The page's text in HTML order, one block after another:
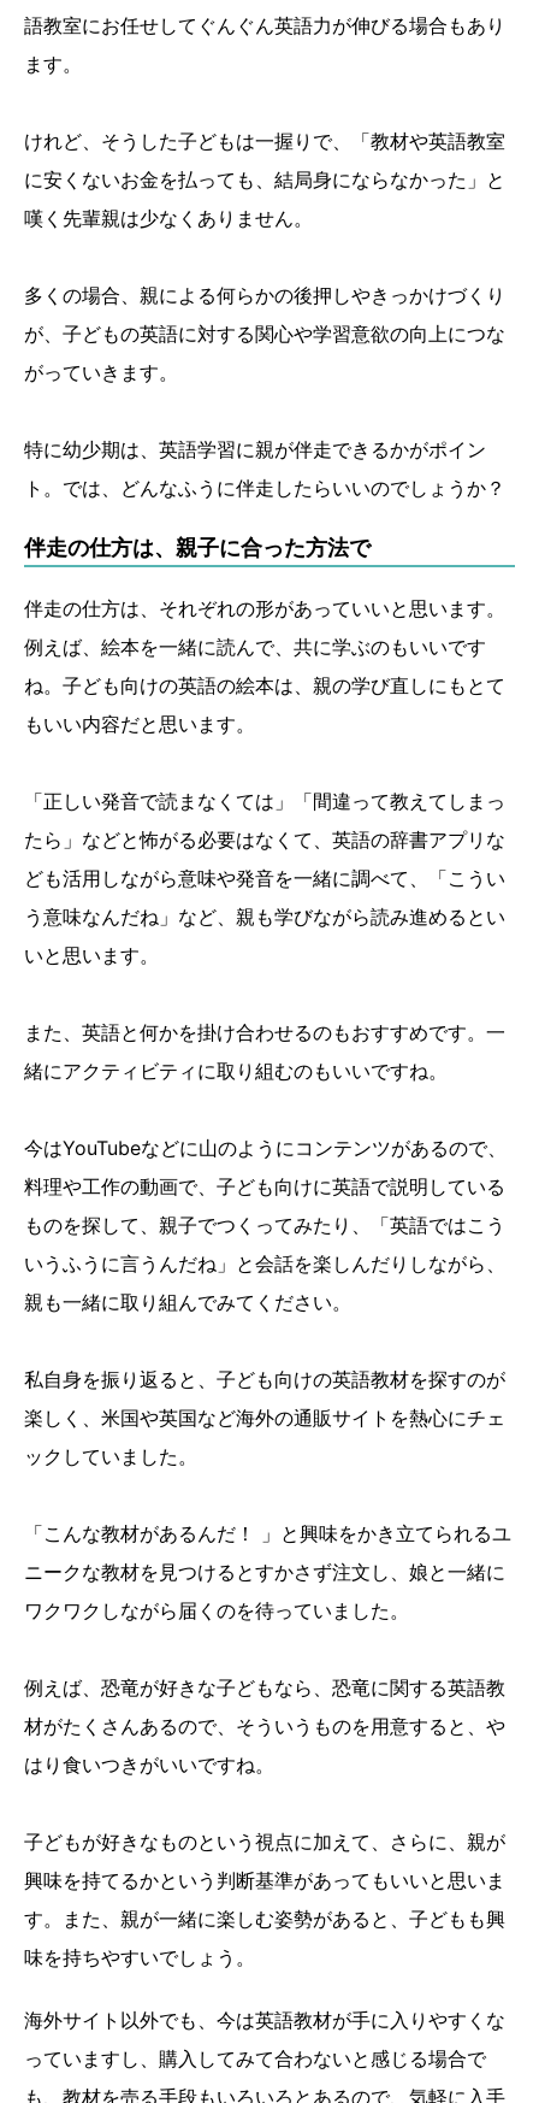
語教室にお任せしてぐんぐん英語力が伸びる場合もあり
ます。
けれど、そうした子どもは一握りで、「教材や英語教室
に安くないお金を払っても、結局身にならなかった」と
嘆く先輩親は少なくありません。
多くの場合、親による何らかの後押しやきっかけづくり
が、子どもの英語に対する関心や学習意欲の向上につな
がっていきます。
特に幼少期は、英語学習に親が伴走できるかがポイン
ト。では、どんなふうに伴走したらいいのでしょうか？
伴走の仕方は、親子に合った方法で
伴走の仕方は、それぞれの形があっていいと思います。
例えば、絵本を一緒に読んで、共に学ぶのもいいです
ね。子ども向けの英語の絵本は、親の学び直しにもとて
もいい内容だと思います。
「正しい発音で読まなくては」「間違って教えてしまっ
たら」などと怖がる必要はなくて、英語の辞書アプリな
ども活用しながら意味や発音を一緒に調べて、「こうい
う意味なんだね」など、親も学びながら読み進めるとい
いと思います。
また、英語と何かを掛け合わせるのもおすすめです。一
緒にアクティビティに取り組むのもいいですね。
今はYouTubeなどに山のようにコンテンツがあるので、
料理や工作の動画で、子ども向けに英語で説明している
ものを探して、親子でつくってみたり、「英語ではこう
いうふうに言うんだね」と会話を楽しんだりしながら、
親も一緒に取り組んでみてください。
私自身を振り返ると、子ども向けの英語教材を探すのが
楽しく、米国や英国など海外の通販サイトを熱心にチェ
ックしていました。
「こんな教材があるんだ！ 」と興味をかき立てられるユ
ニークな教材を見つけるとすかさず注文し、娘と一緒に
ワクワクしながら届くのを待っていました。
例えば、恐竜が好きな子どもなら、恐竜に関する英語教
材がたくさんあるので、そういうものを用意すると、や
はり食いつきがいいですね。
子どもが好きなものという視点に加えて、さらに、親が
興味を持てるかという判断基準があってもいいと思いま
す。また、親が一緒に楽しむ姿勢があると、子どもも興
味を持ちやすいでしょう。
海外サイト以外でも、今は英語教材が手に入りやすくな
っていますし、購入してみて合わないと感じる場合で
も、教材を売る手段もいろいろとあるので、気軽に入手